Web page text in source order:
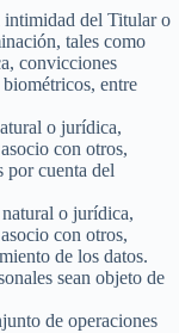
intimidad del Titular o
tales como
convicciones
entre
o jurídica,
con otros,
por cuenta del
natural o jurídica,
con otros,
de los datos.
sean objeto de
de operaciones